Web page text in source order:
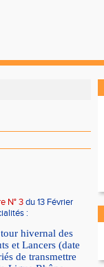
N° 3du 13 Février
:
hivernal des
et Lancers (date
de transmettre